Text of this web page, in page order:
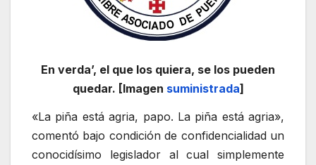
En verda’, el que los quiera, se los pueden
quedar. [Imagen suministrada]
«La piña está agria, papo. La piña está agria»,
comentó bajo condición de confidencialidad un
conocidísimo legislador al cual simplemente